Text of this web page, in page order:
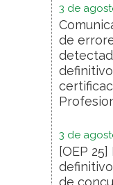
3 de
de
3 de
[OEP
de